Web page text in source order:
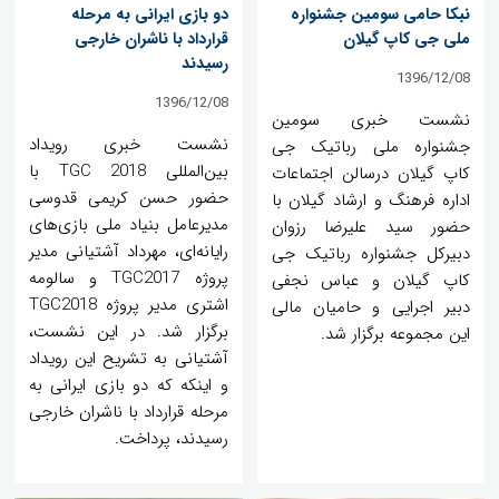
نبکا حامی سومین جشنواره
ملی جی کاپ گیلان
1396/12/08
نشست خبری سومین
جشنواره ملی رباتیک جی
کاپ گیلان درسالن اجتماعات
اداره فرهنگ و ارشاد گیلان با
حضور سید علیرضا رزوان
دبیرکل جشنواره رباتیک جی
کاپ گیلان و عباس نجفی
دبیر اجرایی و حامیان مالی
این مجموعه برگزار شد.
دو بازی ایرانی به مرحله
قرارداد با ناشران خارجی
رسیدند
1396/12/08
نشست خبری رویداد
بین‌المللی TGC 2018 با
حضور حسن کریمی قدوسی
مدیرعامل بنیاد ملی بازی‌های
رایانه‌ای، مهرداد آشتیانی مدیر
پروژه TGC2017 و سالومه
اشتری مدیر پروژه TGC2018
برگزار شد. در این نشست،
آشتیانی به تشریح این رویداد
و اینکه که دو بازی ایرانی به
مرحله قرارداد با ناشران خارجی
رسیدند، پرداخت.